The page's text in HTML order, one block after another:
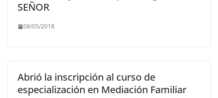
SEÑOR
08/05/2018
Abrió la inscripción al curso de
especialización en Mediación Familiar